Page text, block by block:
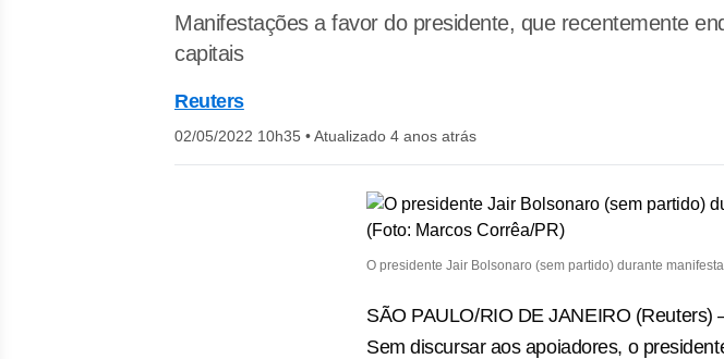
Manifestações a favor do presidente, que recentemente
capitais
Reuters
02/05/2022 10h35 •Atualizado 4 anos atrás
O presidente Jair Bolsonaro (sem partido) durante
SÃO PAULO/RIO DE JANEIRO (Reuters)
Sem discursar aos apoiadores, o